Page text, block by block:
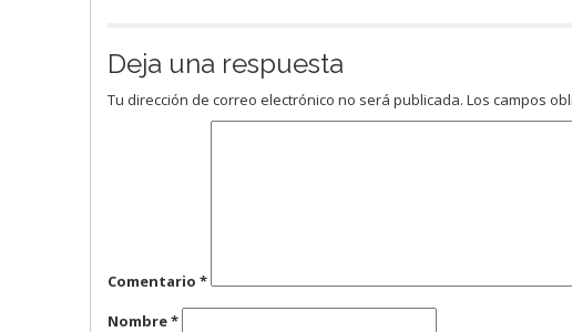
Deja una respuesta
Tu dirección de correo electrónico no será publicada. Los campos
Comentario *
Nombre*